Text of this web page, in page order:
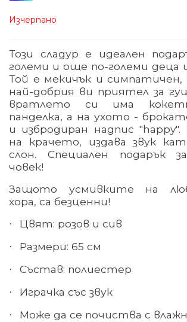
Изчерпано
Този сладур е идеален
големи и още по-големи деца
Той е мекичък и
най-добрия ви приятел за
вратлето си има
панделка, а на ухото -
и избродиран надпис
на крачето, издава звук
слон. Специален подарък
човек!
Защото усмивките на
хора, са безценни!
· Цвят: розов и сив
· Размери: 65 см
· Състав: полиестер
· Играчка със звук
· Може да се почиства с